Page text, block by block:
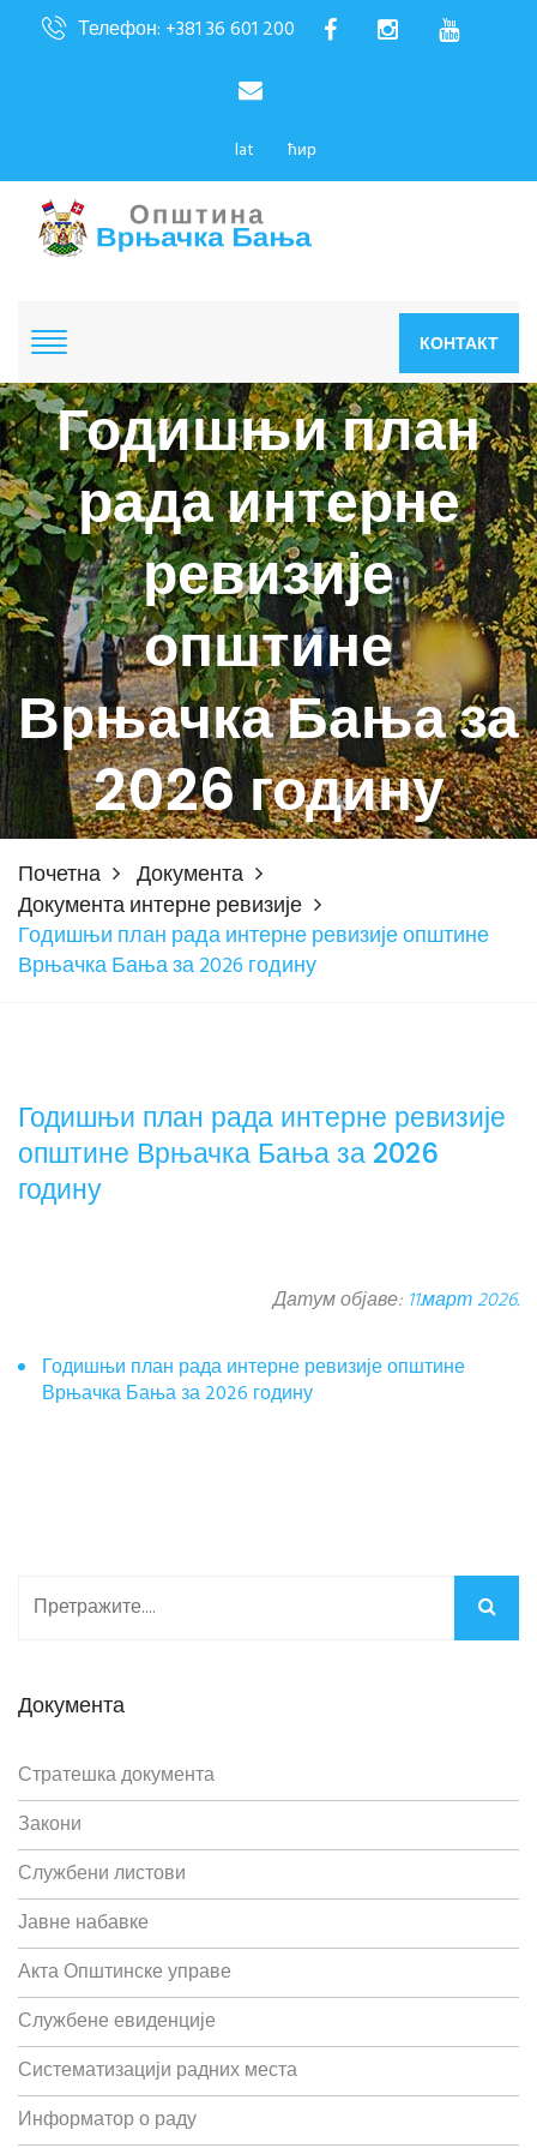
Телефон: +381 36 601 200
lat ћир
КОНТАКТ
Годишњи план
рада интерне
ревизије
општине
Врњачка Бања за
2026 годину
Почетна
Документа
Документа интерне ревизије
Годишњи план рада интерне ревизије општине
Врњачка Бања за 2026 годину
Годишњи план рада интерне ревизије
општине Врњачка Бања за 2026
годину
Датум објаве: 11.март 2026.
Годишњи план рада интерне ревизије општине
Врњачка Бања за 2026 годину
Документа
Стратешка документа
Закони
Службени листови
Јавне набавке
Акта Општинске управе
Службене евиденције
Систематизацији радних места
Информатор о раду